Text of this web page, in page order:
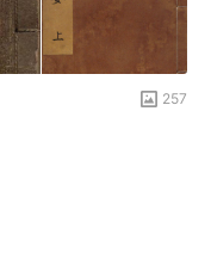
257